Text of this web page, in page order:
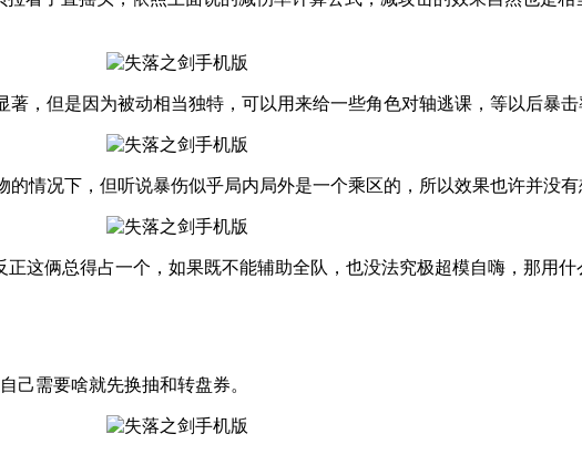
，但是因为被动相当独特，可以用来给一些角色对轴逃课，等以后暴
情况下，但听说暴伤似乎局内局外是一个乘区的，所以效果也许并没
这俩总得占一个，如果既不能辅助全队，也没法究极超模自嗨，那用
己需要啥就先换抽和转盘券。